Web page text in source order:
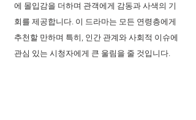
에 몰입감을 더하며 관객에게 감동과 사색의 기
회를 제공합니다. 이 드라마는 모든 연령층에게
추천할 만하며 특히, 인간 관계와 사회적 이슈에
관심 있는 시청자에게 큰 울림을 줄 것입니다.